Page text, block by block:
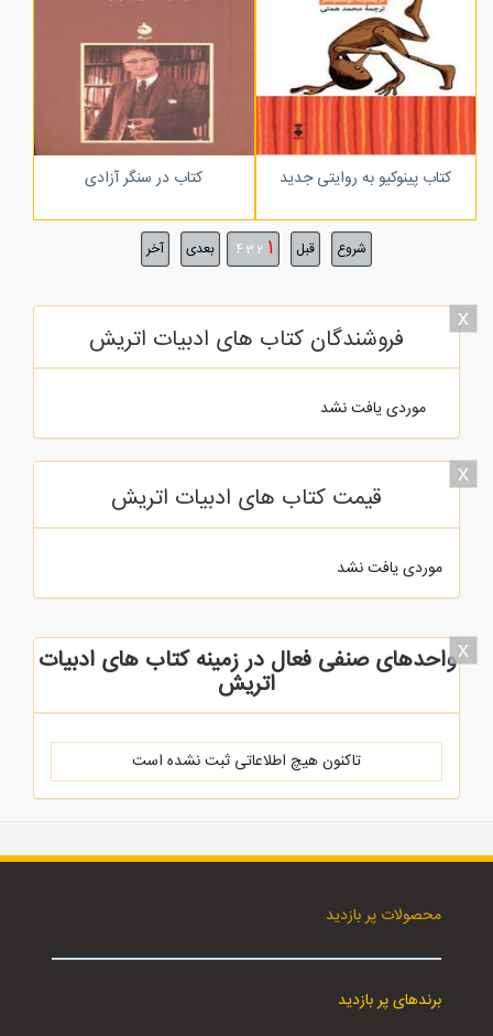
کتاب پینوکیو به روایتی جدید کتاب در سنگر آزادی
شروع قبل 1
2
3
4 بعدی آخر
x
فروشندگان کتاب های ادبیات اتریش
موردی یافت نشد
x
قیمت کتاب های ادبیات اتریش
موردی یافت نشد
xواحدهای صنفی فعال در زمینه کتاب های ادبیات
اتریش
تاکنون هیچ اطلاعاتی ثبت نشده است
محصولات پر بازدید
برندهای پر بازدید